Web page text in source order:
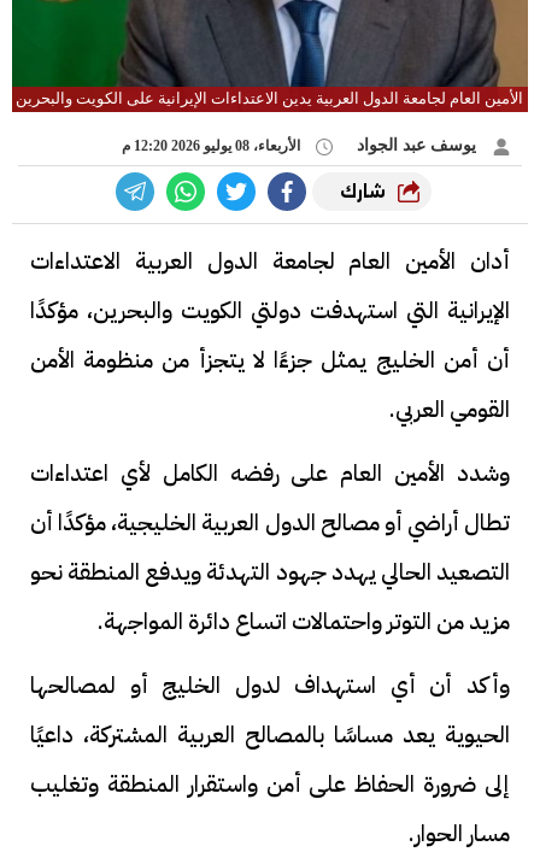
الأمين العام لجامعة الدول العربية يدين الاعتداءات الإيرانية على الكويت والبحرين
يوسف عبد الجواد الأربعاء، 08 يوليو 2026 12:20 م
شارك
أدان الأمين العام لجامعة الدول العربية الاعتداءات
الإيرانية التي استهدفت دولتي الكويت والبحرين، مؤكدًا
أن أمن الخليج يمثل جزءًا لا يتجزأ من منظومة الأمن
القومي العربي.
وشدد الأمين العام على رفضه الكامل لأي اعتداءات
تطال أراضي أو مصالح الدول العربية الخليجية، مؤكدًا أن
التصعيد الحالي يهدد جهود التهدئة ويدفع المنطقة نحو
مزيد من التوتر واحتمالات اتساع دائرة المواجهة.
وأكد أن أي استهداف لدول الخليج أو لمصالحها
الحيوية يعد مساسًا بالمصالح العربية المشتركة، داعيًا
إلى ضرورة الحفاظ على أمن واستقرار المنطقة وتغليب
مسار الحوار.